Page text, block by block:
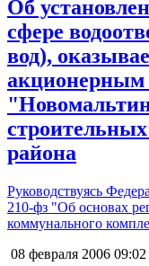
Об
сфере
вод),
акционерным
района
Руководствуясь
210-фз "Об основах
коммунального
08 февраля 2006 09:02